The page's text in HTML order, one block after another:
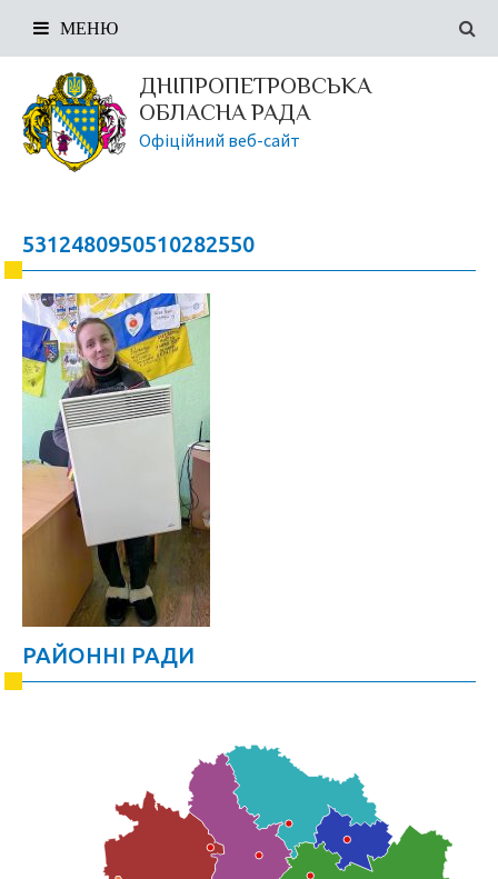
ДНІПРОПЕТРОВСЬКА
ОБЛАСНА РАДА
Офіційний веб-сайт
МЕНЮ
5312480950510282550
РАЙОННІ РАДИ